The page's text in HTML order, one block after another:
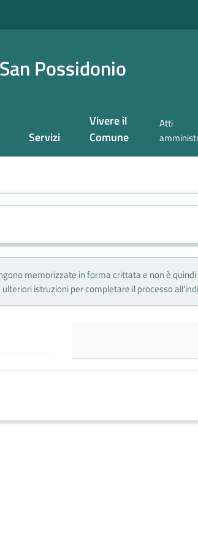
Possidonio
Servizi
Vivere il
Comune
Atti
memorizzate in forma crittata e non è
istruzioni per completare il processo